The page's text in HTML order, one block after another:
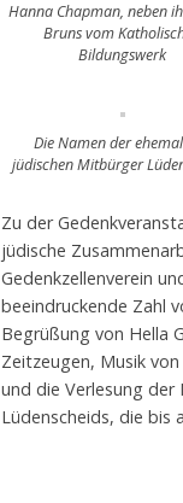
Hanna Chapman, neben
Bruns vom
Bildungswerk
Die Namen der
jüdischen Mitbürger
Zu der
jüdische
Gedenkzellenverein
beeindruckende Zahl
Begrüßung von Hella
Zeitzeugen, Musik
und die Verlesung
Lüdenscheids, die bis